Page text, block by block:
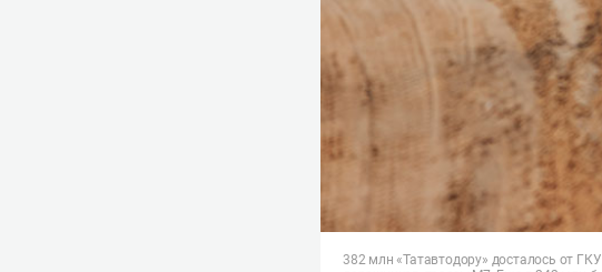
382 млн «Татавтодору» досталось от